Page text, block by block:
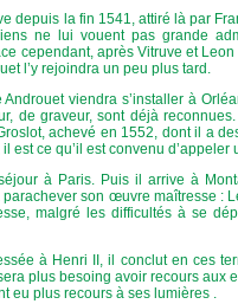
depuis la fin 1541, attiré là par
ne lui vouent pas grande
cependant, après Vitruve et
l’y rejoindra un peu plus tard.
viendra s’installer à
de graveur, sont déjà
achevé en 1552, dont il a
ce qu’il est convenu d’appeler
à Paris. Puis il arrive à
parachever son œuvre maîtresse :
malgré les difficultés à se
à Henri II, il conclut en ces
plus besoing avoir recours aux
eu plus recours à ses lumières .